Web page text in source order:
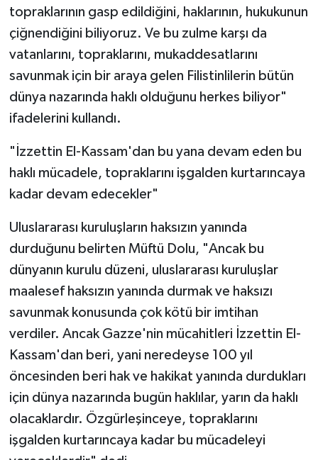
topraklarının gasp edildiğini, haklarının, hukukunun
çiğnendiğini biliyoruz. Ve bu zulme karşı da
vatanlarını, topraklarını, mukaddesatlarını
savunmak için bir araya gelen Filistinlilerin bütün
dünya nazarında haklı olduğunu herkes biliyor"
ifadelerini kullandı.
"İzzettin El-Kassam'dan bu yana devam eden bu
haklı mücadele, topraklarını işgalden kurtarıncaya
kadar devam edecekler"
Uluslararası kuruluşların haksızın yanında
durduğunu belirten Müftü Dolu, "Ancak bu
dünyanın kurulu düzeni, uluslararası kuruluşlar
maalesef haksızın yanında durmak ve haksızı
savunmak konusunda çok kötü bir imtihan
verdiler. Ancak Gazze'nin mücahitleri İzzettin El-
Kassam'dan beri, yani neredeyse 100 yıl
öncesinden beri hak ve hakikat yanında durdukları
için dünya nazarında bugün haklılar, yarın da haklı
olacaklardır. Özgürleşinceye, topraklarını
işgalden kurtarıncaya kadar bu mücadeleyi